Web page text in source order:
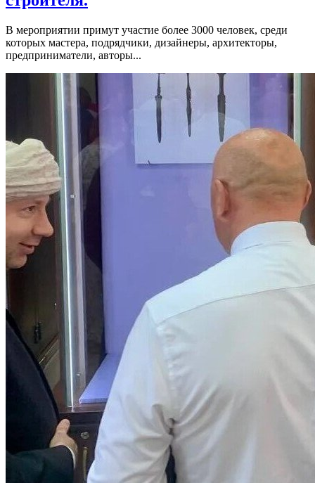
В мероприятии примут участие более 3000 человек, среди
которых мастера, подрядчики, дизайнеры, архитекторы,
предприниматели, авторы...